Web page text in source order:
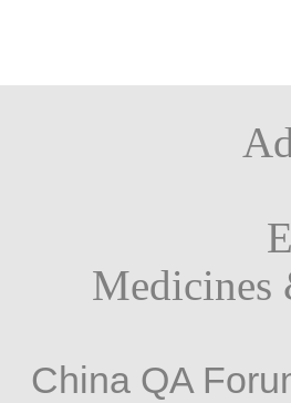
Medicines
China QA